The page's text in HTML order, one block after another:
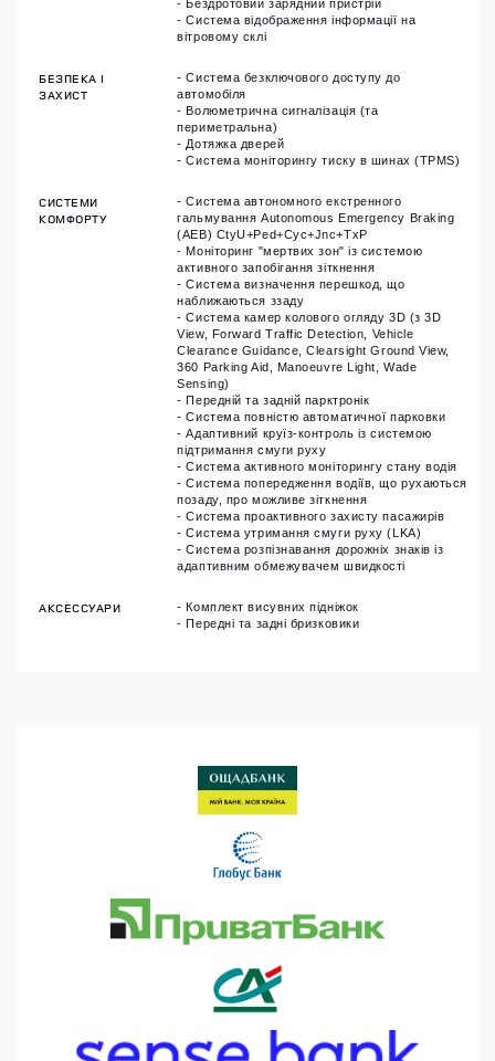
- Бездротовий зарядний пристрій
- Система відображення інформації на
вітровому склі
БЕЗПЕКА І
ЗАХИСТ
- Система безключового доступу до
автомобіля
- Волюметрична сигналізація (та
периметральна)
- Дотяжка дверей
- Система моніторингу тиску в шинах (TPMS)
СИСТЕМИ
КОМФОРТУ
- Система автономного екстренного
гальмування Autonomous Emergency Braking
(AEB) CtyU+Ped+Cyc+Jnc+TxP
- Моніторинг "мертвих зон" із системою
активного запобігання зіткнення
- Система визначення перешкод, що
наближаються ззаду
- Система камер колового огляду 3D (з 3D
View, Forward Traffic Detection, Vehicle
Clearance Guidance, Clearsight Ground View,
360 Parking Aid, Manoeuvre Light, Wade
Sensing)
- Передній та задній парктронік
- Система повністю автоматичної парковки
- Адаптивний круїз-контроль із системою
підтримання смуги руху
- Система активного моніторингу стану водія
- Система попередження водіїв, що рухаються
позаду, про можливе зіткнення
- Система проактивного захисту пасажирів
- Система утримання смуги руху (LKA)
- Система розпізнавання дорожніх знаків із
адаптивним обмежувачем швидкості
АКСЕССУАРИ
- Комплект висувних підніжок
- Передні та задні бризковики